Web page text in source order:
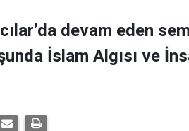
devam eden
İslam Algısı ve